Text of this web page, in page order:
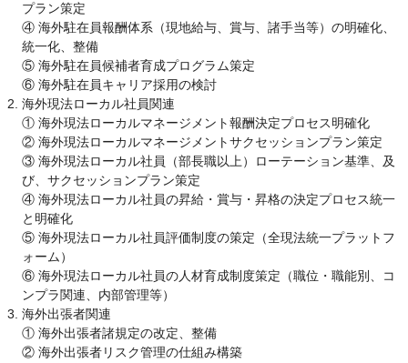
プラン策定
④ 海外駐在員報酬体系（現地給与、賞与、諸手当等）の明確化、
統一化、整備
⑤ 海外駐在員候補者育成プログラム策定
⑥ 海外駐在員キャリア採用の検討
海外現法ローカル社員関連
① 海外現法ローカルマネージメント報酬決定プロセス明確化
② 海外現法ローカルマネージメントサクセッションプラン策定
③ 海外現法ローカル社員（部長職以上）ローテーション基準、及
び、サクセッションプラン策定
④ 海外現法ローカル社員の昇給・賞与・昇格の決定プロセス統一
と明確化
⑤ 海外現法ローカル社員評価制度の策定（全現法統一プラットフ
ォーム）
⑥ 海外現法ローカル社員の人材育成制度策定（職位・職能別、コ
ンプラ関連、内部管理等）
海外出張者関連
① 海外出張者諸規定の改定、整備
② 海外出張者リスク管理の仕組み構築